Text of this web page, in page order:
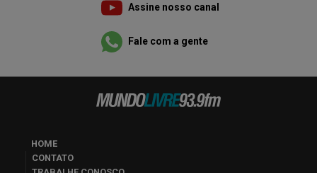
Assine nosso canal
Fale com a gente
HOME
CONTATO